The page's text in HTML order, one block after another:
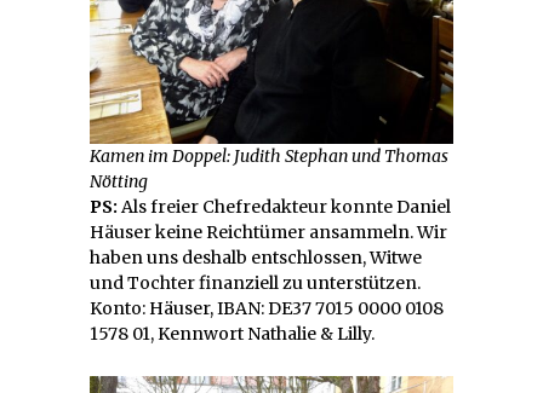
Kamen im Doppel: Judith Stephan und Thomas
Nötting
PS: Als freier Chefredakteur konnte Daniel
Häuser keine Reichtümer ansammeln. Wir
haben uns deshalb entschlossen, Witwe
und Tochter finanziell zu unterstützen.
Konto: Häuser, IBAN: DE37 7015 0000 0108
1578 01, Kennwort Nathalie & Lilly.